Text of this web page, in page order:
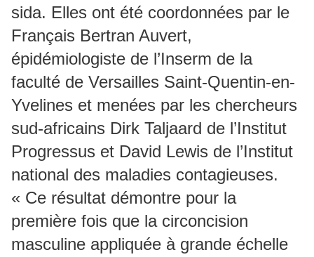
sida. Elles ont été coordonnées par le
Français Bertran Auvert,
épidémiologiste de l’Inserm de la
faculté de Versailles Saint-Quentin-en-
Yvelines et menées par les chercheurs
sud-africains Dirk Taljaard de l’Institut
Progressus et David Lewis de l’Institut
national des maladies contagieuses.
« Ce résultat démontre pour la
première fois que la circoncision
masculine appliquée à grande échelle